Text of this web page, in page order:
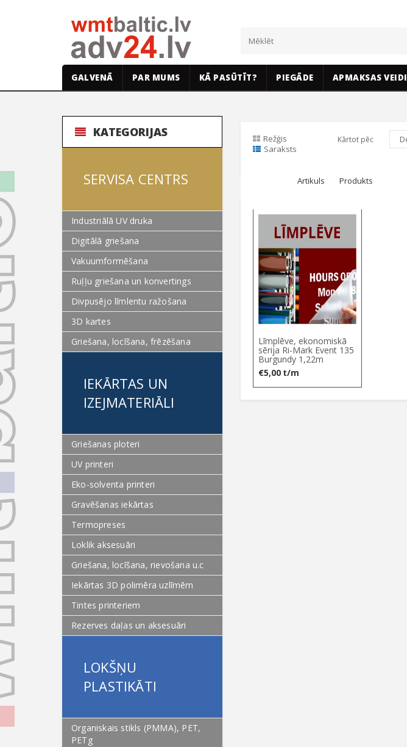
GALVENĀ PAR MUMS KĀ PASŪTĪT? PIEGĀDE APMAKSAS VEIDI
KATEGORIJAS
SERVISA CENTRS
Industriālā UV druka
Digitālā griešana
Vakuumformēšana
Ruļļu griešana un konvertings
Divpusējo līmlentu ražošana
3D kartes
Griešana, locīšana, frēzēšana
IEKĀRTAS UN
IZEJMATERIĀLI
Griešanas ploteri
UV printeri
Eko-solventa printeri
Gravēšanas iekārtas
Termopreses
Loklik aksesuāri
Griešana, locīšana, rievošana u.c
Iekārtas 3D polimēra uzlīmēm
Tintes printeriem
Rezerves daļas un aksesuāri
LOKŠŅU
PLASTIKĀTI
Organiskais stikls (PMMA), PET,
PETg
Režģis
Saraksts
Kārtot pēc
Artikuls Produkts
Līmplēve, ekonomiskā
sērija Ri-Mark Event 135
Burgundy 1,22m
€5,00 t/m